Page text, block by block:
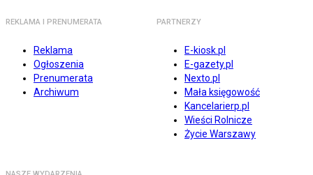
REKLAMA I PRENUMERATA
Reklama
Ogłoszenia
Prenumerata
Archiwum
PARTNERZY
E-kiosk.pl
E-gazety.pl
Nexto.pl
Mała księgowość
Kancelarierp.pl
Wieści Rolnicze
Życie Warszawy